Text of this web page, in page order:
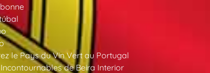
le Pays du Vin Vert au Portugal
de Beira Interior